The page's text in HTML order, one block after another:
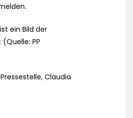
ein Bild der
PP
Claudia